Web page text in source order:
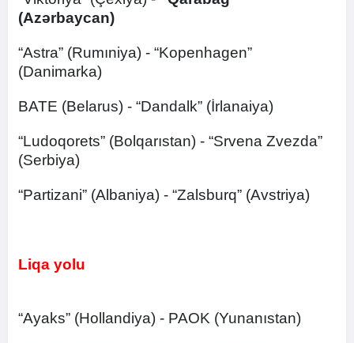
(Azərbaycan)
“Astra” (Rumıniya) - “Kopenhagen”
(Danimarka)
BATE (Belarus) - “Dandalk” (İrlanaiya)
“Ludoqorets” (Bolqarıstan) - “Srvena Zvezda”
(Serbiya)
“Partizani” (Albaniya) - “Zalsburq” (Avstriya)
Liqa yolu
“Ayaks” (Hollandiya) - PAOK (Yunanıstan)